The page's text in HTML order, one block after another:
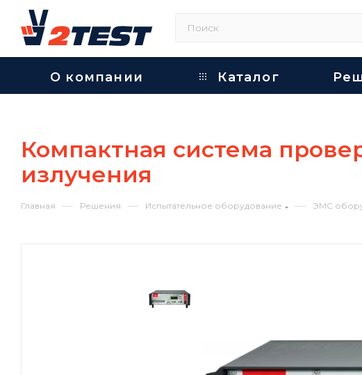
О компании Каталог
Компактная система
излучения
Главная — Решения — Испытательное оборудование — ЭМС